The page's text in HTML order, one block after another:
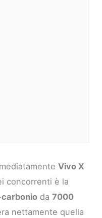
Vivo X
concorrenti è la
da7000
nettamente quella